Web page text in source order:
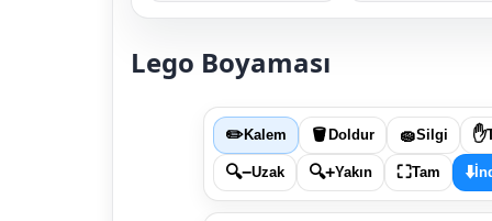
Lego Boyaması
✏️Kalem 🪣 Doldur 🧽Silgi ✋
🔍−Uzak 🔍+Yakın ⛶Tam ⬇️